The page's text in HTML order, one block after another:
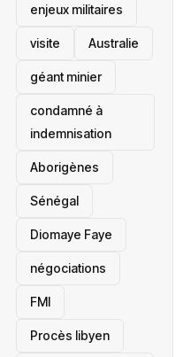
enjeux militaires
visite ‎Australie
géant minier
condamné à
indemnisation
Aborigènes
Sénégal
Diomaye Faye
négociations
FMI
Procès libyen